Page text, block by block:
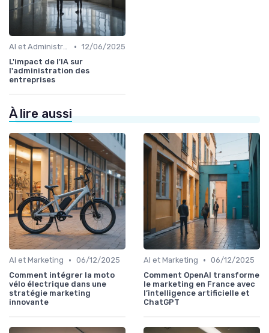
AI et Administration • 12/06/2025
L'impact de l'IA sur
l'administration des
entreprises
À lire aussi
AI et Marketing • 06/12/2025
Comment intégrer la moto
vélo électrique dans une
stratégie marketing
innovante
AI et Marketing • 06/12/2025
Comment OpenAI transforme
le marketing en France avec
l’intelligence artificielle et
ChatGPT